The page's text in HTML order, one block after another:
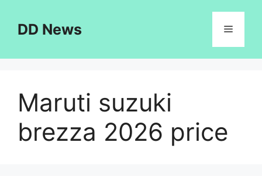
contentDD News Menu
Maruti suzuki
brezza 2026 price